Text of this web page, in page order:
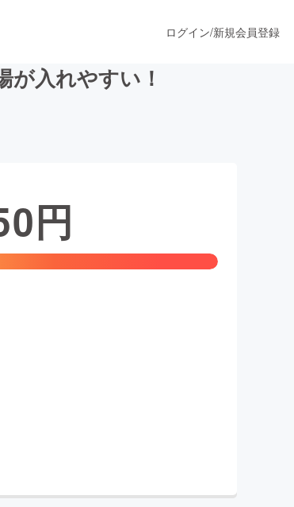
ファッション
ログイン/新規会員登録
が入れやすい！
円